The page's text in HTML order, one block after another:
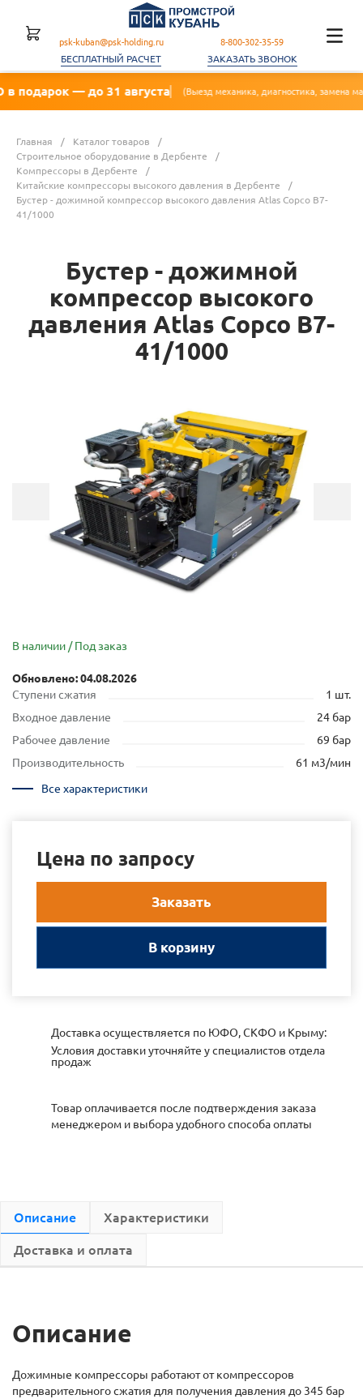
до 31 августа (Выезд механика, диагностика, замена масла, фильтра)
psk-kuban@psk-holding.ru
БЕСПЛАТНЫЙ РАСЧЕТ
8-800-302-35-59
ЗАКАЗАТЬ ЗВОНОК
Главная / Каталог товаров
/
Строительное оборудование в Дербенте
/
Компрессоры в Дербенте
/
Китайские компрессоры высокого давления в Дербенте
/
Бустер - дожимной компрессор высокого давления Atlas Copco B7-
41/1000
Бустер - дожимной
компрессор высокого
давления Atlas Copco B7-
41/1000
В наличии / Под заказ
Обновлено: 04.08.2026
Cтупени сжатия
1 шт.
Входное давление
24 бар
Рабочее давление
69 бар
Производительность
61 м3/мин
Все характеристики
Цена по запросу
Заказать
В корзину
Доставка осуществляется по ЮФО, СКФО и Крыму:
Условия доставки уточняйте у специалистов отдела
продаж
Товар оплачивается после подтверждения заказа
менеджером и выбора удобного способа оплаты
Описание Характеристики
Доставка и оплата
Описание
Дожимные компрессоры работают от компрессоров
предварительного сжатия для получения давления до 345 бар